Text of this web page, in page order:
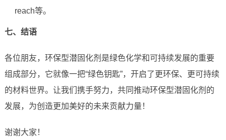
reach等。
七、结语
各位朋友，环保型潜固化剂是绿色化学和可持续发展的重要
组成部分，它就像一把“绿色钥匙”，开启了更环保、更可持续
的材料世界。让我们携手努力，共同推动环保型潜固化剂的
发展，为创造更加美好的未来贡献力量！
谢谢大家！